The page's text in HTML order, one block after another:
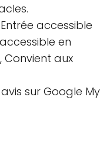
Entrée accessible
en
Convient aux
sur Google My